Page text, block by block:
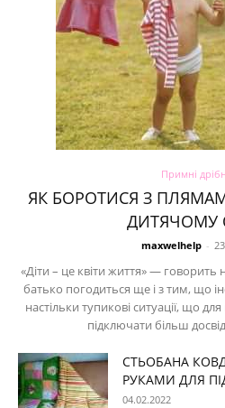
Примні
ЯК БОРОТИСЯ З
ДИТЯЧОМУ
maxwelhelp -
«Діти – це квіти життя» —
батько погодиться ще і з тим, що
настільки тупикові ситуації, що
підключати більш
СТЬОБАНА
РУКАМИ ДЛЯ
04.02.2022